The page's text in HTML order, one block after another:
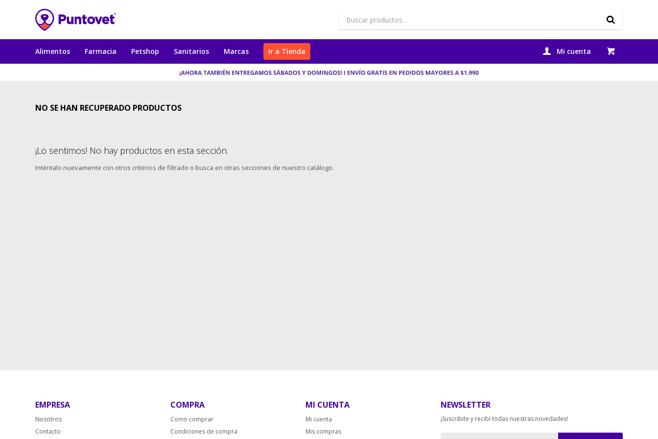
Alimentos Farmacia Petshop Sanitarios Marcas Ir a Tienda
NO SE HAN RECUPERADO PRODUCTOS
¡Lo sentimos! No hay productos en esta sección.
Inténtalo nuevamente con otros criterios de filtrado o busca en otras secciones de nuestro catálogo.
EMPRESA
Nosotros
Contacto
COMPRA
Como comprar
Condiciones de compra
MI CUENTA
Mi cuenta
Mis compras
NEWSLETTER
¡Suscribite y recibí todas nuestras novedades!